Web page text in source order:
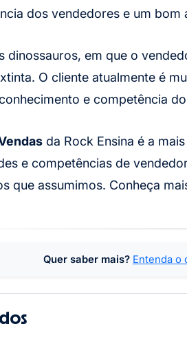
dos vendedores e um bom
dinossauros, em que o
O cliente atualmente é
e competência
da Rock Ensina é a
e competências de
que assumimos. Conheça
Quer saber mais? Entenda o